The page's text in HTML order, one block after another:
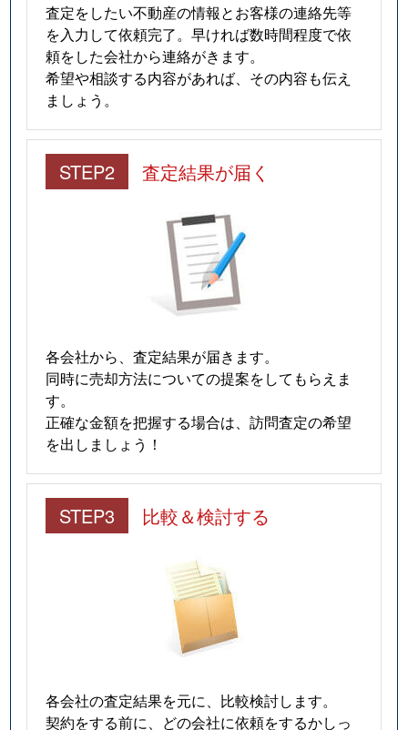
査定をしたい不動産の情報とお客様の連絡先等
を入力して依頼完了。早ければ数時間程度で依
頼をした会社から連絡がきます。
希望や相談する内容があれば、その内容も伝え
ましょう。
STEP2 査定結果が届く
各会社から、査定結果が届きます。
同時に売却方法についての提案をしてもらえま
す。
正確な金額を把握する場合は、訪問査定の希望
を出しましょう！
STEP3 比較＆検討する
各会社の査定結果を元に、比較検討します。
契約をする前に、どの会社に依頼をするかしっ